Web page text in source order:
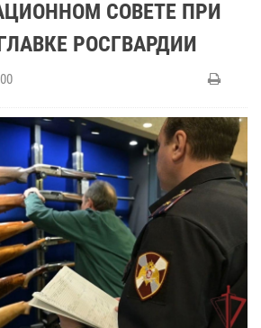
СОВЕТЕ ПРИ
РОСГВАРДИИ